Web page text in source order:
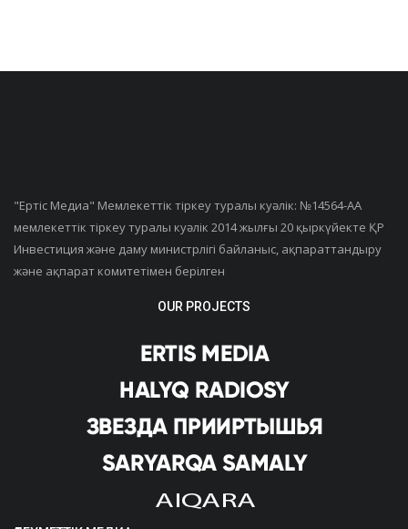
"Ертiс Медиа" Мемлекеттік тіркеу туралы куәлік: №14564-АА
мемлекеттік тіркеу туралы куәлік 2014 жылғы 20 қыркүйекте ҚР
Инвестиция және даму министрлігі байланыс, ақпараттандыру
және ақпарат комитетімен берілген
OUR PROJECTS